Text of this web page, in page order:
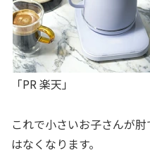
「PR 楽天」
これで小さいお子さんが
はなくなります。